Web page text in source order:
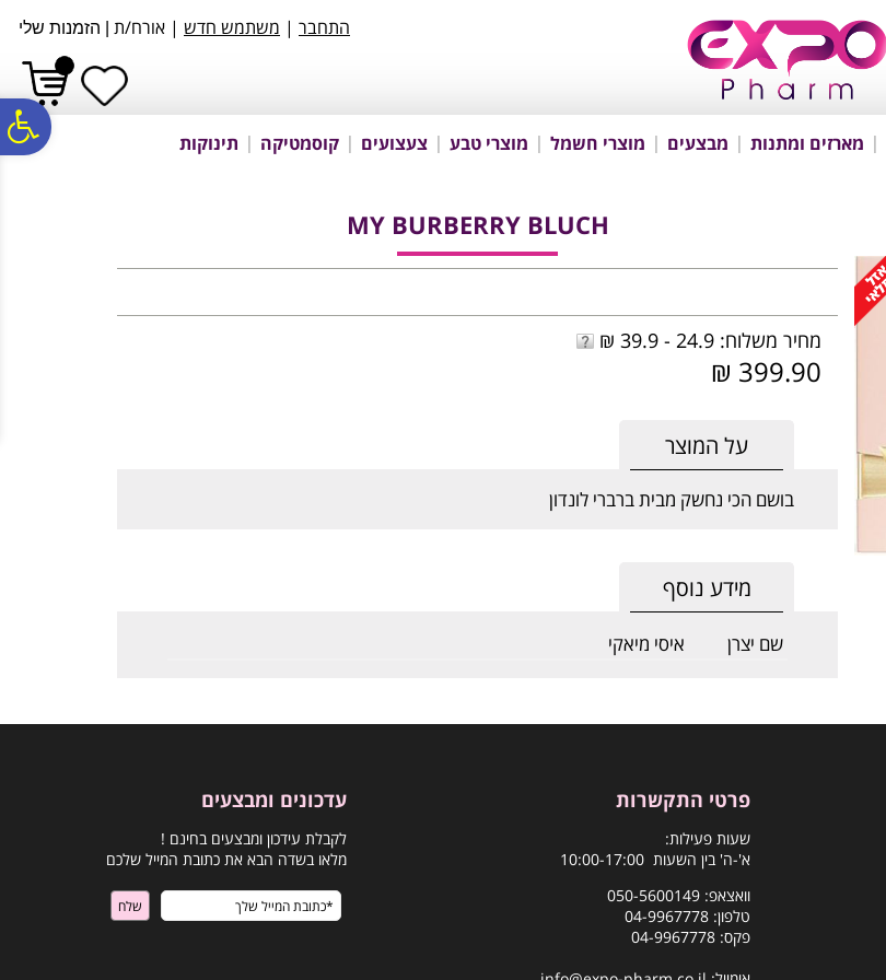
נגישות
אתר
המרכזי
התחבר | משתמש חדש | אורח/ת הזמנות שלי
מארזים ומתנות מבצעים מוצרי חשמל מוצרי טבע צעצועים קוסמטיקה תינוקות
MY BURBERRY BLUCH
מחיר משלוח: 24.9 - 39.9 ₪
399.90 ₪
על המוצר
בושם הכי נחשק מבית ברברי לונדון
מידע נוסף
שם יצרן איסי מיאקי
פרטי התקשרות
שעות פעילות:
א'-ה' בין השעות 10:00-17:00
וואצאפ: 050-5600149
טלפון: 04-9967778
פקס: 04-9967778
עדכונים ומבצעים
לקבלת עידכון ומבצעים בחינם !
מלאו בשדה הבא את כתובת המייל שלכם